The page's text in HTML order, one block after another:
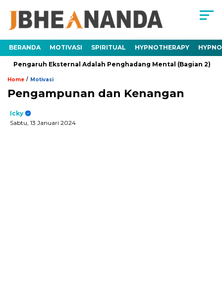
BERANDA MOTIVASI SPIRITUAL HYPNOTHERAPY
Eksternal Adalah Penghadang Mental (Bagian 2)
Home / Motivasi
Pengampunan dan Kenangan
Icky
Sabtu, 13 Januari 2024